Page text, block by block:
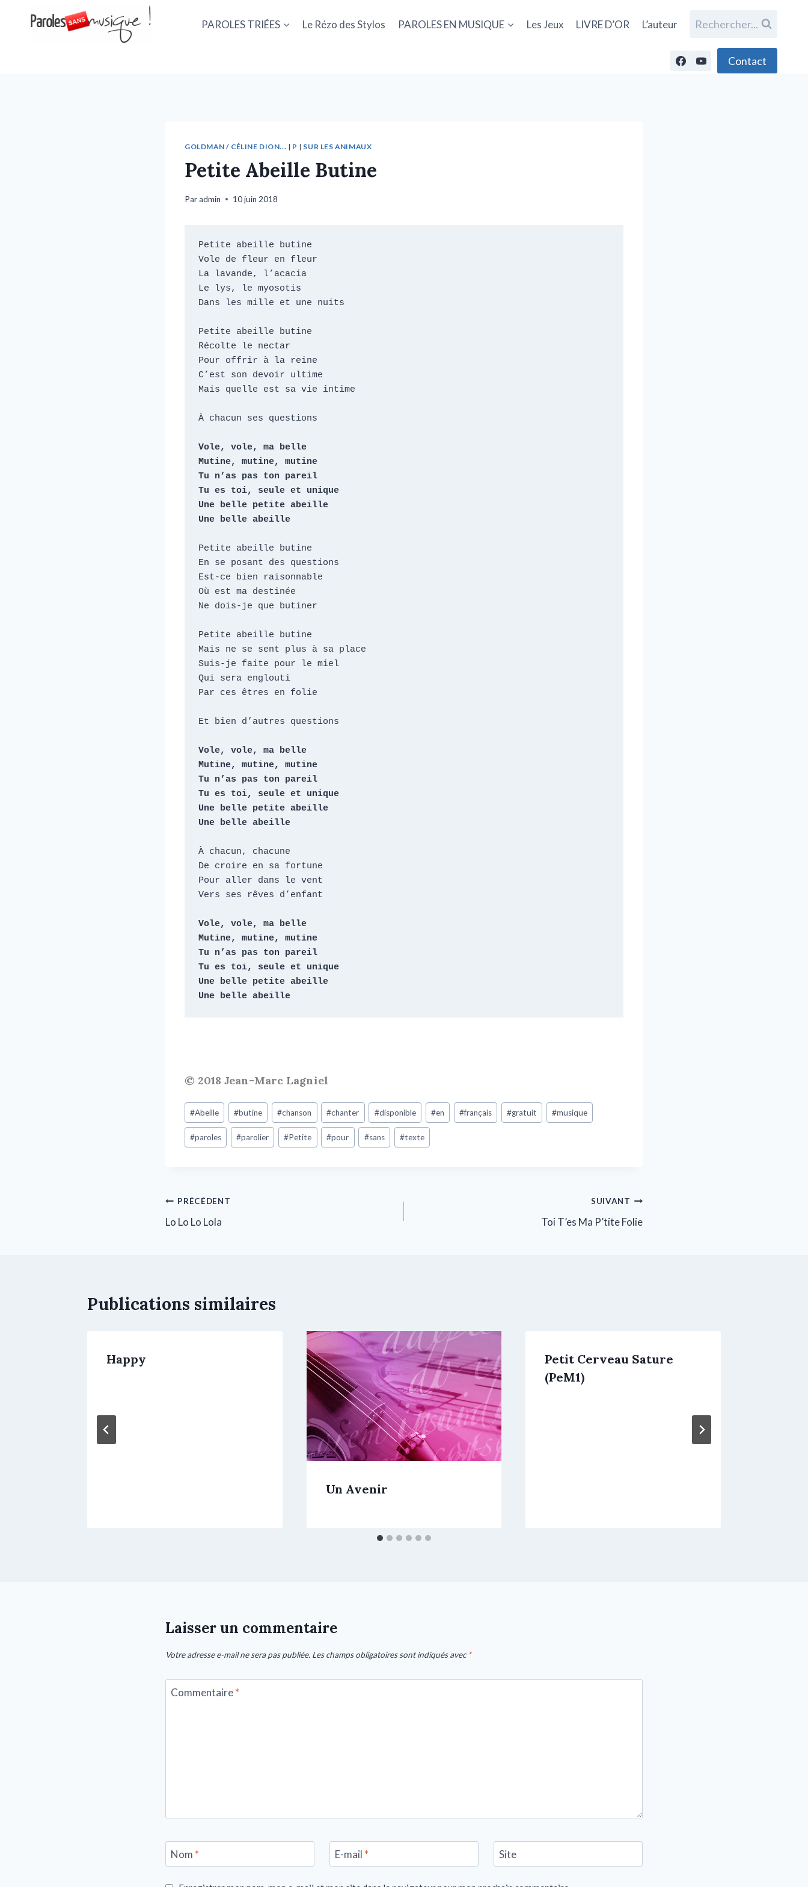
PAROLES TRIÉES Le Rézo des Stylos PAROLES EN MUSIQUE Les Jeux LIVRE D’OR L’auteur Rechercher...
Contact
GOLDMAN / CÉLINE DION... | P | SUR LES ANIMAUX
Petite Abeille Butine
Paradmin 10 juin 2018
Petite abeille butine
Vole de fleur en fleur
La lavande, l’acacia
Le lys, le myosotis
Dans les mille et une nuits
Petite abeille butine
Récolte le nectar
Pour offrir à la reine
C’est son devoir ultime
Mais quelle est sa vie intime
À chacun ses questions
Vole, vole, ma belle
Mutine, mutine, mutine
Tu n’as pas ton pareil
Tu es toi, seule et unique
Une belle petite abeille
Une belle abeille
Petite abeille butine
En se posant des questions
Est-ce bien raisonnable
Où est ma destinée
Ne dois-je que butiner
Petite abeille butine
Mais ne se sent plus à sa place
Suis-je faite pour le miel
Qui sera englouti
Par ces êtres en folie
Et bien d’autres questions
Vole, vole, ma belle
Mutine, mutine, mutine
Tu n’as pas ton pareil
Tu es toi, seule et unique
Une belle petite abeille
Une belle abeille
À chacun, chacune
De croire en sa fortune
Pour aller dans le vent
Vers ses rêves d’enfant
Vole, vole, ma belle
Mutine, mutine, mutine
Tu n’as pas ton pareil
Tu es toi, seule et unique
Une belle petite abeille
Une belle abeille
© 2018 Jean-Marc Lagniel
#Abeille #butine #chanson #chanter #disponible #en #français #gratuit #musique
#paroles #parolier #Petite #pour #sans #texte
PRÉCÉDENT
Lo Lo Lo Lola
SUIVANT
Toi T’es Ma P’tite Folie
Publications similaires
Happy
Un Avenir
Petit Cerveau Sature
(PeM1)
Laisser un commentaire
Votre adresse e-mail ne sera pas publiée. Les champs obligatoires sont indiqués avec*
Commentaire*
Nom * E-mail * Site